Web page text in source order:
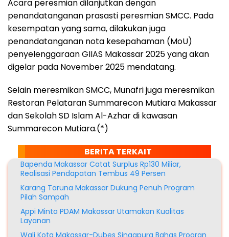
Acara peresmian dilanjutkan dengan
penandatanganan prasasti peresmian SMCC. Pada
kesempatan yang sama, dilakukan juga
penandatanganan nota kesepahaman (MoU)
penyelenggaraan GIIAS Makassar 2025 yang akan
digelar pada November 2025 mendatang.
Selain meresmikan SMCC, Munafri juga meresmikan
Restoran Pelataran Summarecon Mutiara Makassar
dan Sekolah SD Islam Al-Azhar di kawasan
Summarecon Mutiara.(*)
BERITA TERKAIT
Bapenda Makassar Catat Surplus Rp130 Miliar,
Realisasi Pendapatan Tembus 49 Persen
Karang Taruna Makassar Dukung Penuh Program
Pilah Sampah
Appi Minta PDAM Makassar Utamakan Kualitas
Layanan
Wali Kota Makassar-Dubes Singapura Bahas Progran